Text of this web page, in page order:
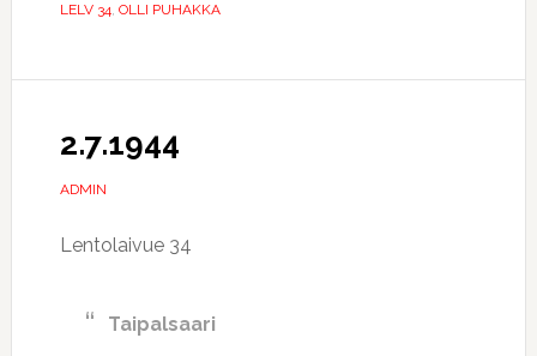
LELV 34, OLLI PUHAKKA
2.7.1944
ADMIN
Lentolaivue 34
Taipalsaari